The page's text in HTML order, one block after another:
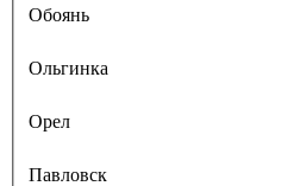
Обоянь
Ольгинка
Орел
Павловск